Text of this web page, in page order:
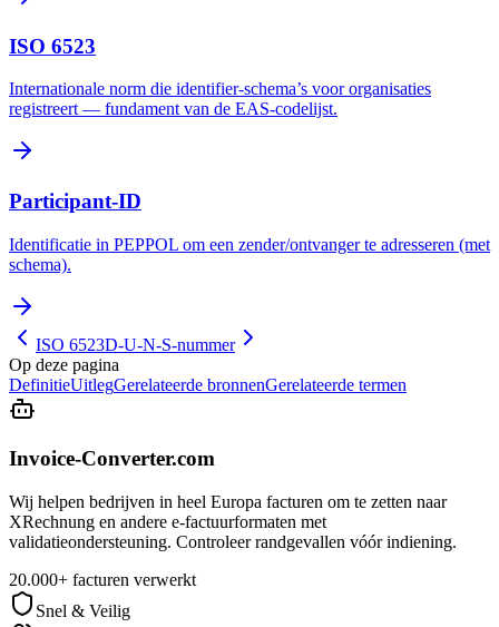
ISO 6523
Internationale norm die identifier-schema’s voor organisaties
registreert — fundament van de EAS-codelijst.
Participant-ID
Identificatie in PEPPOL om een zender/ontvanger te adresseren (met
schema).
ISO 6523D-U-N-S-nummer
Op deze pagina
DefinitieUitlegGerelateerde bronnenGerelateerde termen
Invoice-Converter.com
Wij helpen bedrijven in heel Europa facturen om te zetten naar
XRechnung en andere e-factuurformaten met
validatieondersteuning. Controleer randgevallen vóór indiening.
20.000+ facturen verwerkt
Snel & Veilig